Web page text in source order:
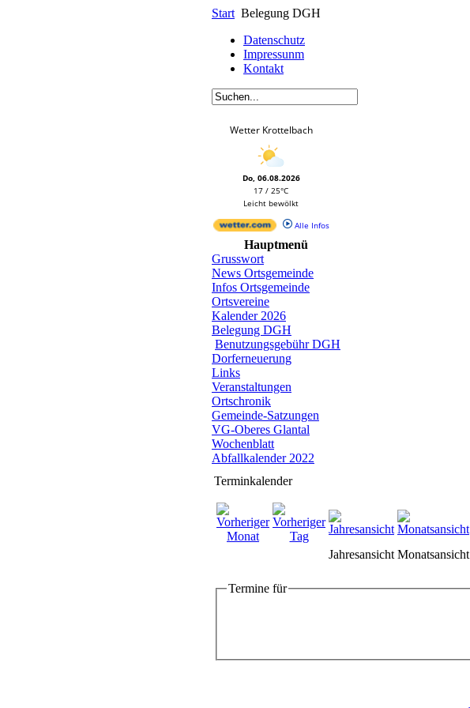
Start Belegung DGH
Datenschutz
Impressunm
Kontakt
Wetter Krottelbach
Do, 06.08.2026
17 / 25°C
Leicht bewölkt
Alle Infos
Hauptmenü
Grusswort
News Ortsgemeinde
Infos Ortsgemeinde
Ortsvereine
Kalender 2026
Belegung DGH
Benutzungsgebühr DGH
Dorferneuerung
Links
Veranstaltungen
Ortschronik
Gemeinde-Satzungen
VG-Oberes Glantal
Wochenblatt
Abfallkalender 2022
Terminkalender
Jahresansicht Monatsansicht
Termine für